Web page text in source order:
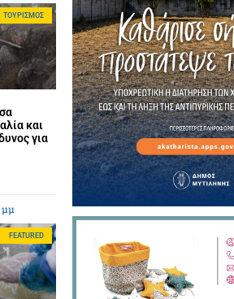
ΤΟΥΡΙΣΜΌΣ
και
για
μμ
FEATURED